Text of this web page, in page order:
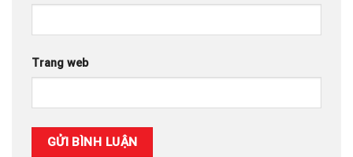
Trang web